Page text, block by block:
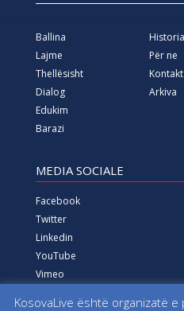
Ballina
Lajme
Thellësisht
Dialog
Edukim
Barazi
Historia
Për ne
Kontakt
Arkiva
MEDIA SOCIALE
Facebook
Twitter
Linkedin
YouTube
Vimeo
KosovaLive është organizatë